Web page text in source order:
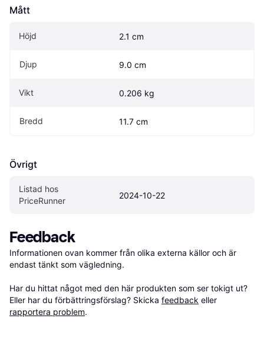
Mått
Höjd 2.1 cm
Djup 9.0 cm
Vikt 0.206 kg
Bredd 11.7 cm
Övrigt
Listad hos
PriceRunner
2024-10-22
Feedback
Informationen ovan kommer från olika externa källor och är
endast tänkt som vägledning.
Har du hittat något med den här produkten som ser tokigt ut?
Eller har du förbättringsförslag? Skicka feedback eller
rapportera problem.